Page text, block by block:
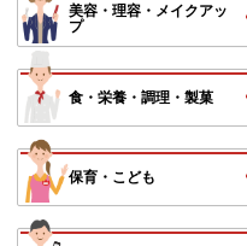
美容・理容・メイクアッ
プ
食・栄養・調理・製菓
保育・こども